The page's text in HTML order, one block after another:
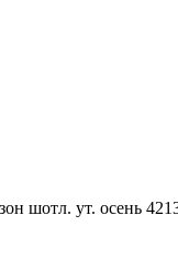
шотл. ут. осень